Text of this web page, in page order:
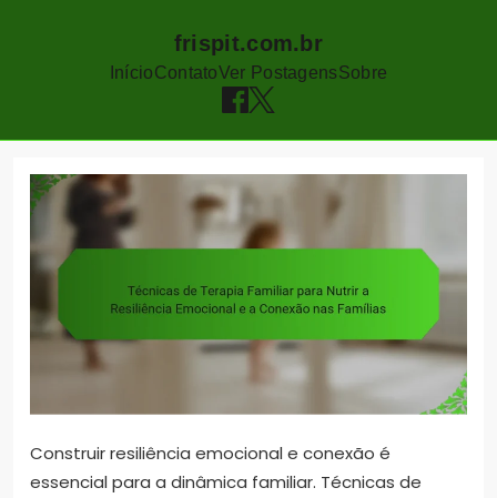
frispit.com.br
InícioContatoVer PostagensSobre
content
Construir resiliência emocional e conexão é
essencial para a dinâmica familiar. Técnicas de